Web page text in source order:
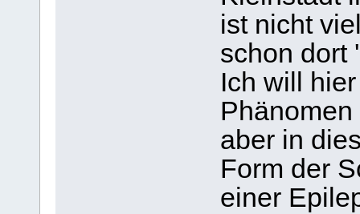
ist nicht
schon dort
Ich will
aber in
Form der
einer